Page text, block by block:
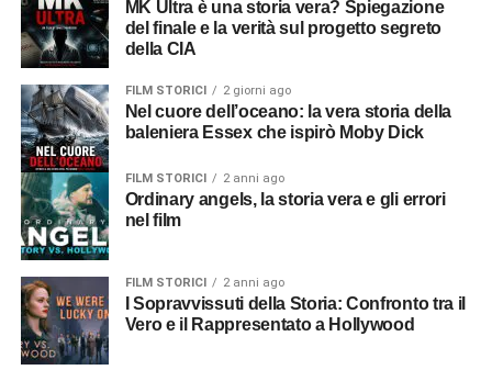
MK Ultra è una storia vera? Spiegazione
del finale e la verità sul progetto segreto
della CIA
FILM STORICI 2 giorni ago
Nel cuore dell’oceano: la vera storia della
baleniera Essex che ispirò Moby Dick
FILM STORICI 2 anni ago
Ordinary angels, la storia vera e gli errori
nel film
FILM STORICI 2 anni ago
Vero e il Rappresentato a Hollywood